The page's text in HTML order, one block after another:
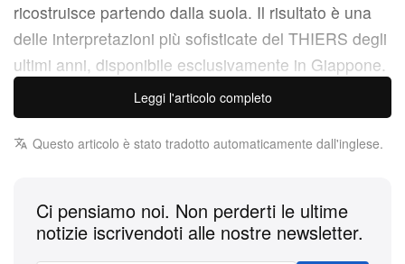
ricostruisce partendo dalla suola. Il risultato è una
delle interpretazioni più sofisticate del THIERS degli
ultimi anni, disponibile esclusivamente in Giappone.
La costruzione parte dalla pianta del piede e si
sviluppa verso l’alto. La ROCAD SOLE è una
internazionale del THIERS, e conferisce a questa
edizione un’esclusività tecnica che va oltre la
Leggi l'articolo completo
Questo articolo è stato tradotto automaticamente dall'inglese.
Ci pensiamo noi. Non perderti le ultime
notizie iscrivendoti alle nostre newsletter.